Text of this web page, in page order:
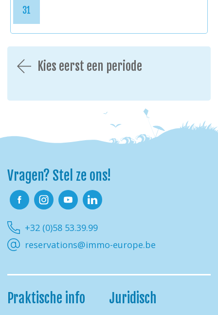
31
Kies eerst een periode
Vragen? Stel ze ons!
+32 (0)58 53.39.99
reservations@immo-europe.be
Praktische info Juridisch